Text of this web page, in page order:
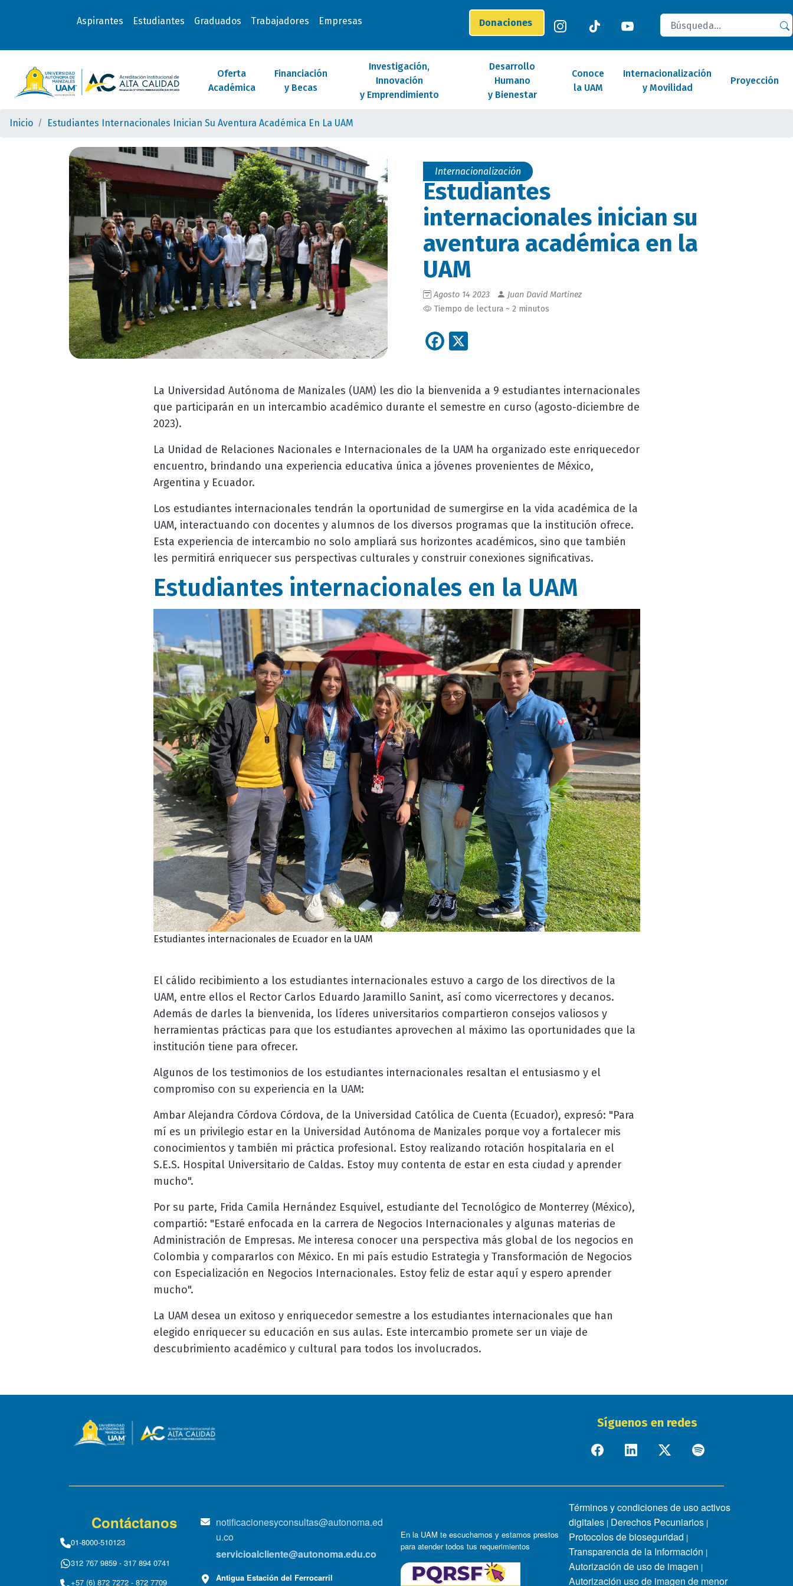
Aspirantes Estudiantes Graduados Trabajadores Empresas Donaciones
Buscar
Oferta
Académica
Financiación
y Becas
Investigación,
Innovación
y Emprendimiento
Desarrollo
Humano
y Bienestar
Conoce
la UAM
Internacionalización
y Movilidad
Proyección
Inicio Estudiantes Internacionales Inician Su Aventura Académica En La UAM
Internacionalización
Estudiantes
internacionales inician su
aventura académica en la
UAM
Agosto 14 2023
Juan David Martinez
Tiempo de lectura ~ 2 minutos
Facebook
La Universidad Autónoma de Manizales (UAM) les dio la bienvenida a 9 estudiantes internacionales
que participarán en un intercambio académico durante el semestre en curso (agosto-diciembre de
2023).
La Unidad de Relaciones Nacionales e Internacionales de la UAM ha organizado este enriquecedor
encuentro, brindando una experiencia educativa única a jóvenes provenientes de México,
Argentina y Ecuador.
Los estudiantes internacionales tendrán la oportunidad de sumergirse en la vida académica de la
UAM, interactuando con docentes y alumnos de los diversos programas que la institución ofrece.
Esta experiencia de intercambio no solo ampliará sus horizontes académicos, sino que también
les permitirá enriquecer sus perspectivas culturales y construir conexiones significativas.
Estudiantes internacionales en la UAM
Estudiantes internacionales de Ecuador en la UAM
El cálido recibimiento a los estudiantes internacionales estuvo a cargo de los directivos de la
UAM, entre ellos el Rector Carlos Eduardo Jaramillo Sanint, así como vicerrectores y decanos.
Además de darles la bienvenida, los líderes universitarios compartieron consejos valiosos y
herramientas prácticas para que los estudiantes aprovechen al máximo las oportunidades que la
institución tiene para ofrecer.
Algunos de los testimonios de los estudiantes internacionales resaltan el entusiasmo y el
compromiso con su experiencia en la UAM:
Ambar Alejandra Córdova Córdova, de la Universidad Católica de Cuenta (Ecuador), expresó: "Para
mí es un privilegio estar en la Universidad Autónoma de Manizales porque voy a fortalecer mis
conocimientos y también mi práctica profesional. Estoy realizando rotación hospitalaria en el
S.E.S. Hospital Universitario de Caldas. Estoy muy contenta de estar en esta ciudad y aprender
mucho".
Por su parte, Frida Camila Hernández Esquivel, estudiante del Tecnológico de Monterrey (México),
compartió: "Estaré enfocada en la carrera de Negocios Internacionales y algunas materias de
Administración de Empresas. Me interesa conocer una perspectiva más global de los negocios en
Colombia y compararlos con México. En mi país estudio Estrategia y Transformación de Negocios
con Especialización en Negocios Internacionales. Estoy feliz de estar aquí y espero aprender
mucho".
La UAM desea un exitoso y enriquecedor semestre a los estudiantes internacionales que han
elegido enriquecer su educación en sus aulas. Este intercambio promete ser un viaje de
descubrimiento académico y cultural para todos los involucrados.
Síguenos en redes
Contáctanos
01-8000-510123
312 767 9859 - 317 894 0741
+57 (6) 872 7272 - 872 7709
notificacionesyconsultas@autonoma.ed
u.co
servicioalcliente@autonoma.edu.co
Antigua Estación del Ferrocarril
En la UAM te escuchamos y estamos prestos
para atender todos tus requerimientos
Términos y condiciones de uso activos
digitales | Derechos Pecuniarios |
Protocolos de bioseguridad |
Transparencia de la Información |
Autorización de uso de imagen |
Autorización uso de imagen de menor